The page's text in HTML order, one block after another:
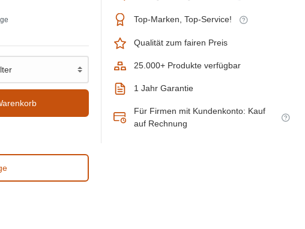
Top-Marken, Top-Service!
Qualität zum fairen Preis
25.000+ Produkte verfügbar
1 Jahr Garantie
Für Firmen mit Kundenkonto: Kauf
auf Rechnung